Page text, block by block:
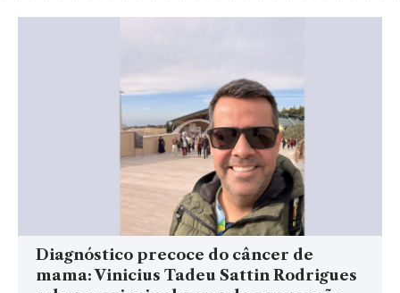
Diagnóstico precoce do câncer de
mama: Vinicius Tadeu Sattin Rodrigues